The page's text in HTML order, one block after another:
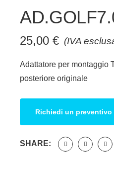
(IVA
25,00 €
Adattatore per montaggio
posteriore originale
Richiedi un preventivo
SHARE: